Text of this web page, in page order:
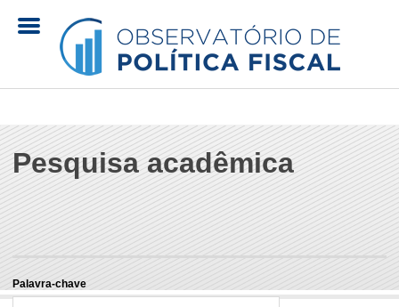
para
o
principal
b
s
r
Pesquisa acadêmica
Palavra-chave